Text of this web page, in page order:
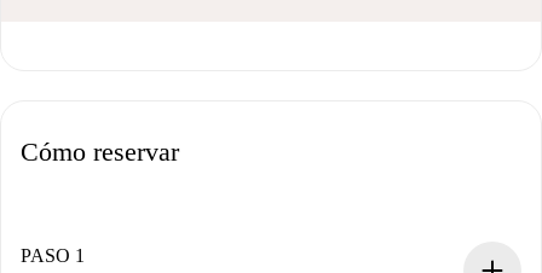
Cómo reservar
PASO 1